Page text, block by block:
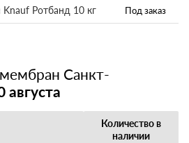
Knauf Ротбанд 10 кг Под заказ
Санкт-
августа
Количество в
наличии